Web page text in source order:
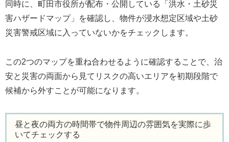
同時に、町田市役所が配布・公開している「洪水・土砂災
害ハザードマップ」を確認し、物件が浸水想定区域や土砂
災害警戒区域に入っていないかをチェックします。
この2つのマップを重ね合わせるように確認することで、治
安と災害の両面から見てリスクの高いエリアを初期段階で
候補から外すことが可能になります。
昼と夜の両方の時間帯で物件周辺の雰囲気を実際に歩
いてチェックする